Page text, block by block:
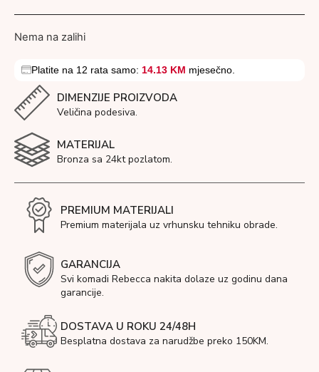
Nema na zalihi
Platite na 12 rata samo: 14.13 KM mjesečno.
DIMENZIJE PROIZVODA
Veličina podesiva.
MATERIJAL
Bronza sa 24kt pozlatom.
PREMIUM MATERIJALI
Premium materijala uz vrhunsku tehniku obrade.
GARANCIJA
Svi komadi Rebecca nakita dolaze uz godinu dana
garancije.
DOSTAVA U ROKU 24/48H
Besplatna dostava za narudžbe preko 150KM.